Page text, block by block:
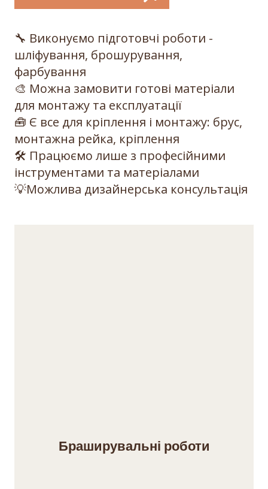
🔧 Виконуємо підготовчі роботи -
шліфування, брошурування,
фарбування
🎨 Можна замовити готові матеріали
для монтажу та експлуатації
🧰 Є все для кріплення і монтажу: брус,
монтажна рейка, кріплення
🛠 Працюємо лише з професійними
інструментами та матеріалами
💡Можлива дизайнерська консультація
Браширувальні роботи